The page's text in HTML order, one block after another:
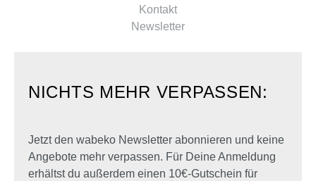
Kontakt
Newsletter
NICHTS MEHR VERPASSEN:
Jetzt den wabeko Newsletter abonnieren und keine
Angebote mehr verpassen. Für Deine Anmeldung
erhältst du außerdem einen 10€-Gutschein für